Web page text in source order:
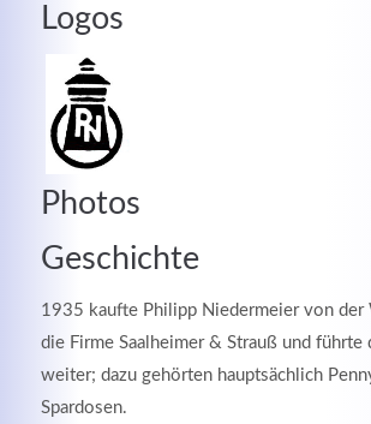
Logos
Photos
Geschichte
1935 kaufte Philipp Niedermeier von der
die Firme Saalheimer & Strauß und führte
weiter; dazu gehörten hauptsächlich
Spardosen.
Lorem ipsum dolor sit amet,
elit. Aenean commodo ligula